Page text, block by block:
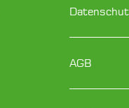
ist längst
AGB